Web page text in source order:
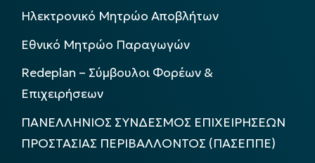
Ηλεκτρονικό Μητρώο Αποβλήτων
Εθνικό Μητρώο Παραγωγών
Redeplan – Σύμβουλοι Φορέων &
Επιχειρήσεων
ΠΑΝΕΛΛΗΝΙΟΣ ΣΥΝΔΕΣΜΟΣ ΕΠΙΧΕΙΡΗΣΕΩΝ
ΠΡΟΣΤΑΣΙΑΣ ΠΕΡΙΒΑΛΛΟΝΤΟΣ (ΠΑΣΕΠΠΕ)